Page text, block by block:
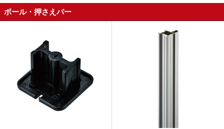
ポール・押さえバー